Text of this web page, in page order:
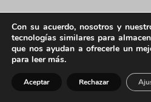
Con su acuerdo, nosotros y
tecnologías similares para
que nos ayudan a ofrecerle un
para leer más.
Aceptar Rechazar